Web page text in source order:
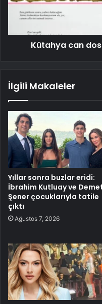
Kütahya can
İlgili Makaleler
Yıllar sonra buzlar eridi:
İbrahim Kutluay ve
Şener çocuklarıyla tatile
çıktı
Ağustos 7, 2026